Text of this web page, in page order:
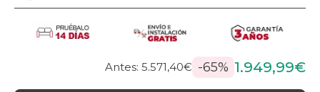
Antes: 5.571,40€ -65% 1.949,99€